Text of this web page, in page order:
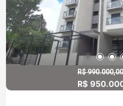
R$ 990.000,00
R$